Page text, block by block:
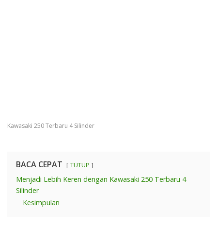
Kawasaki 250 Terbaru 4 Silinder
BACA CEPAT TUTUP
Menjadi Lebih Keren dengan Kawasaki 250 Terbaru 4
Silinder
Kesimpulan